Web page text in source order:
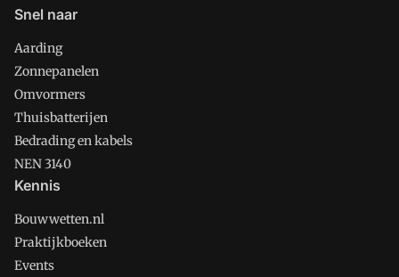
Snel naar
Aarding
Zonnepanelen
Omvormers
Thuisbatterijen
Bedrading en kabels
NEN 3140
Kennis
Bouwwetten.nl
Praktijkboeken
Events